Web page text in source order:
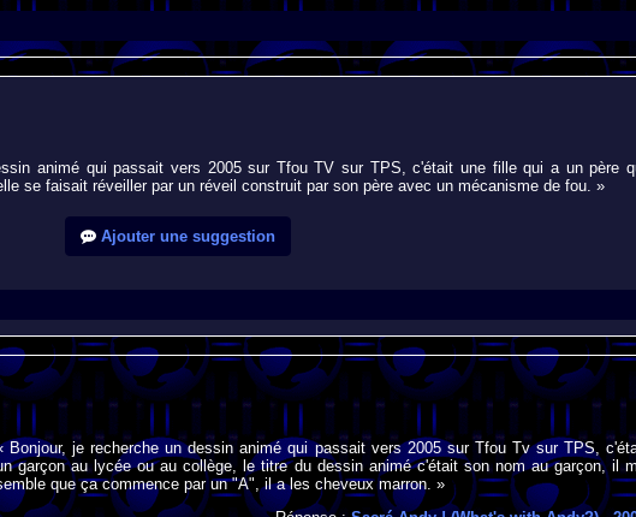
animé qui passait vers 2005 sur Tfou TV sur TPS, c'était une fille qui a un père
se faisait réveiller par un réveil construit par son père avec un mécanisme de fou. »
Ajouter une suggestion
Bonjour, je recherche un dessin animé qui passait vers 2005 sur Tfou Tv sur TPS,
garçon au lycée ou au collège, le titre du dessin animé c'était son nom au garçon, il
que ça commence par un "A", il a les cheveux marron. »